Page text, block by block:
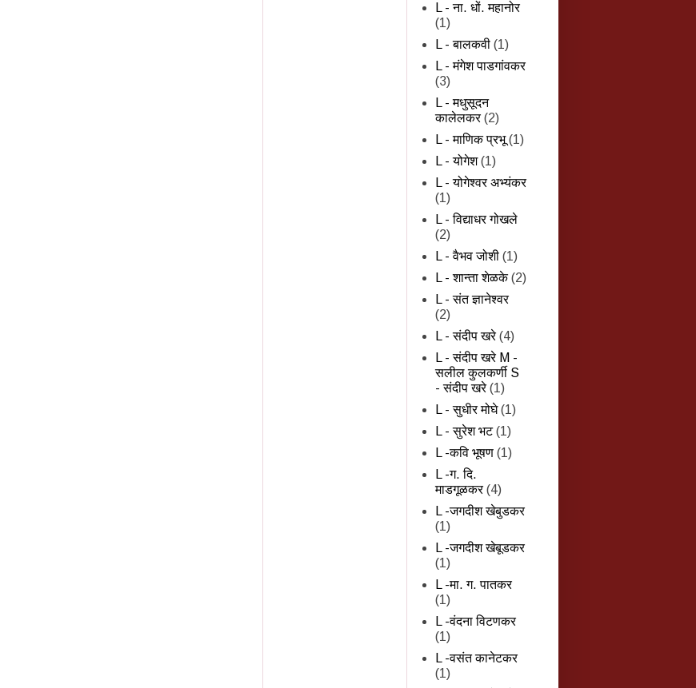
L - ना. धों. महानोर
(1)
L - बालकवी (1)
L - मंगेश पाडगांवकर
(3)
L - मधुसूदन
कालेलकर (2)
L - माणिक प्रभू (1)
L - योगेश (1)
L - योगेश्वर अभ्यंकर
(1)
L - विद्याधर गोखले
(2)
L - वैभव जोशी (1)
L - शान्‍ता शेळके (2)
L - संत ज्ञानेश्वर
(2)
L - संदीप खरे (4)
L - संदीप खरे M -
सलील कुलकर्णी S
- संदीप खरे (1)
L - सुधीर मोघे (1)
L - सुरेश भट (1)
L -कवि भूषण (1)
L -ग. दि.
माडगूळकर (4)
L -जगदीश खेबुडकर
(1)
L -जगदीश खेबूडकर
(1)
L -मा. ग. पातकर
(1)
L -वंदना विटणकर
(1)
L -वसंत कानेटकर
(1)